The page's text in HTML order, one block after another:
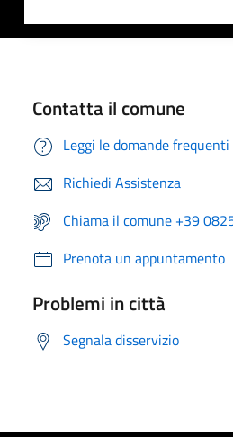
Contatta il comune
Leggi le domande frequenti
Richiedi Assistenza
Chiama il comune +39
Prenota un appuntamento
Problemi in città
Segnala disservizio